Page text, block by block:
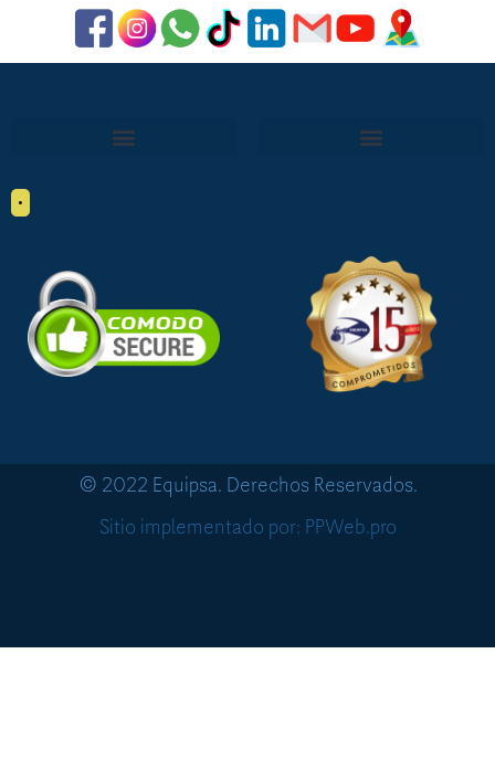
•
© 2022 Equipsa. Derechos Reservados.
Sitio implementado por: PPWeb.pro